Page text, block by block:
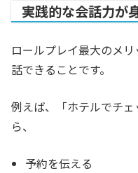
実践的な会話力が
ロールプレイ最大のメ
話できることです。
例えば、「ホテルでチ
ら、
予約を伝える